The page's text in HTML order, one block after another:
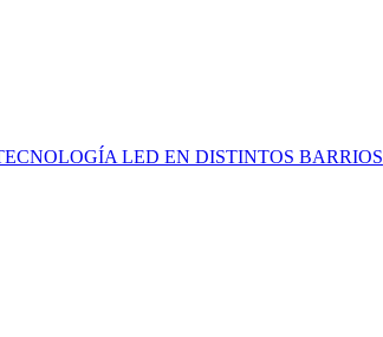
LED EN DISTINTOS BARRIOS